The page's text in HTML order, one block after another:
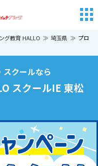
グ教育 HALLO 埼玉県
プロ
クールなら
スクールIE 東松